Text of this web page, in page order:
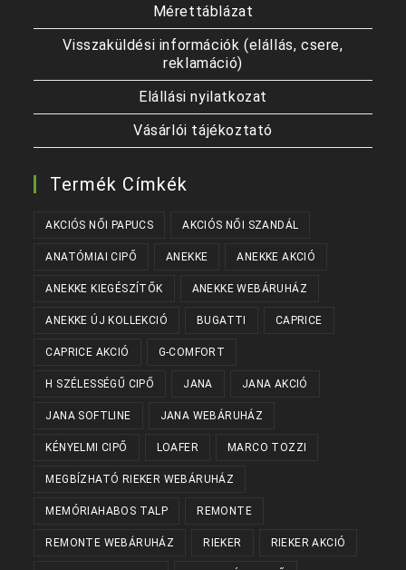
Mérettáblázat
Visszaküldési információk (elállás, csere,
reklamáció)
Elállási nyilatkozat
Vásárlói tájékoztató
Termék Címkék
AKCIÓS NŐI PAPUCS AKCIÓS NŐI SZANDÁL
ANATÓMIAI CIPŐ ANEKKE ANEKKE AKCIÓ
ANEKKE KIEGÉSZÍTŐK ANEKKE WEBÁRUHÁZ
ANEKKE ÚJ KOLLEKCIÓ BUGATTI CAPRICE
CAPRICE AKCIÓ G-COMFORT
H SZÉLESSÉGŰ CIPŐ JANA JANA AKCIÓ
JANA SOFTLINE JANA WEBÁRUHÁZ
KÉNYELMI CIPŐ LOAFER MARCO TOZZI
MEGBÍZHATÓ RIEKER WEBÁRUHÁZ
MEMÓRIAHABOS TALP REMONTE
REMONTE WEBÁRUHÁZ RIEKER RIEKER AKCIÓ